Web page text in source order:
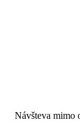
Návšteva mimo